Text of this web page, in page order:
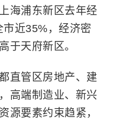
海浦东新区去年经
近35%，经济密
于天府新区。
直管区房地产、建
高端制造业、新兴
源要素约束趋紧，